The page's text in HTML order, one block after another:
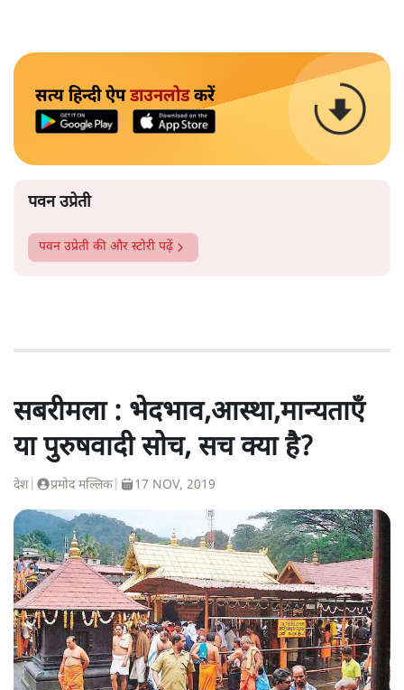
सत्य हिन्दी ऐपडाउनलोडकरें
पवन उप्रेती
पवन उप्रेती की और स्टोरी पढ़ें
सबरीमला : भेदभाव,आस्था,मान्यताएँ
या पुरुषवादी सोच, सच क्या है?
देश प्रमोद मल्लिक 17 NOV, 2019